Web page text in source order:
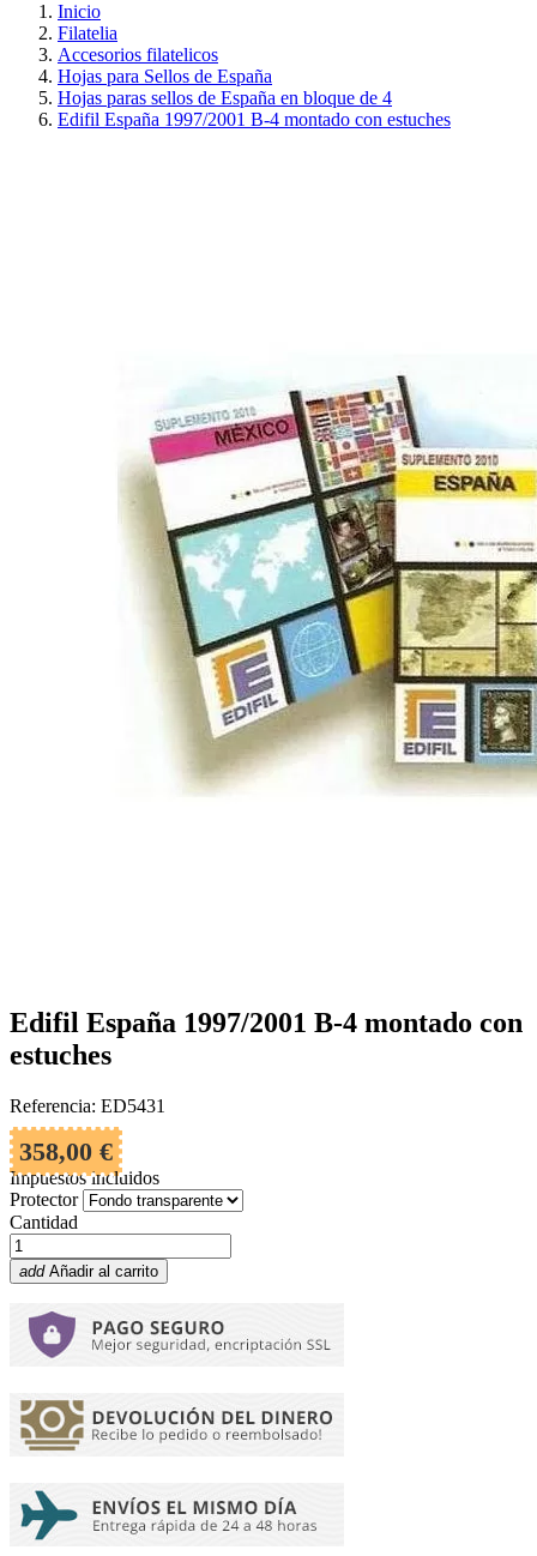
Inicio
Filatelia
Accesorios filatelicos
Hojas para Sellos de España
Hojas paras sellos de España en bloque de 4
Edifil España 1997/2001 B-4 montado con estuches
Edifil España 1997/2001 B-4 montado con
estuches
Referencia: ED5431
358,00 €
Impuestos incluidos
Protector
Cantidad
add Añadir al carrito